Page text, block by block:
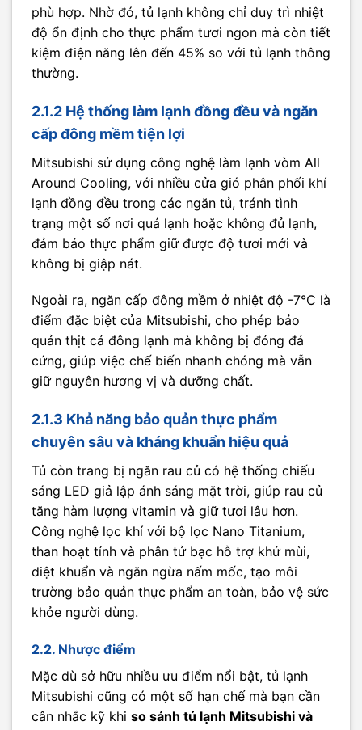
phù hợp. Nhờ đó, tủ lạnh không chỉ duy trì nhiệt
độ ổn định cho thực phẩm tươi ngon mà còn tiết
kiệm điện năng lên đến 45% so với tủ lạnh thông
thường.
2.1.2 Hệ thống làm lạnh đồng đều và ngăn
cấp đông mềm tiện lợi
Mitsubishi sử dụng công nghệ làm lạnh vòm All
Around Cooling, với nhiều cửa gió phân phối khí
lạnh đồng đều trong các ngăn tủ, tránh tình
trạng một số nơi quá lạnh hoặc không đủ lạnh,
đảm bảo thực phẩm giữ được độ tươi mới và
không bị giập nát.
Ngoài ra, ngăn cấp đông mềm ở nhiệt độ -7°C là
điểm đặc biệt của Mitsubishi, cho phép bảo
quản thịt cá đông lạnh mà không bị đóng đá
cứng, giúp việc chế biến nhanh chóng mà vẫn
giữ nguyên hương vị và dưỡng chất.
2.1.3 Khả năng bảo quản thực phẩm
chuyên sâu và kháng khuẩn hiệu quả
Tủ còn trang bị ngăn rau củ có hệ thống chiếu
sáng LED giả lập ánh sáng mặt trời, giúp rau củ
tăng hàm lượng vitamin và giữ tươi lâu hơn.
Công nghệ lọc khí với bộ lọc Nano Titanium,
than hoạt tính và phân tử bạc hỗ trợ khử mùi,
diệt khuẩn và ngăn ngừa nấm mốc, tạo môi
trường bảo quản thực phẩm an toàn, bảo vệ sức
khỏe người dùng.
2.2. Nhược điểm
Mặc dù sở hữu nhiều ưu điểm nổi bật, tủ lạnh
Mitsubishi cũng có một số hạn chế mà bạn cần
cân nhắc kỹ khi so sánh tủ lạnh Mitsubishi và